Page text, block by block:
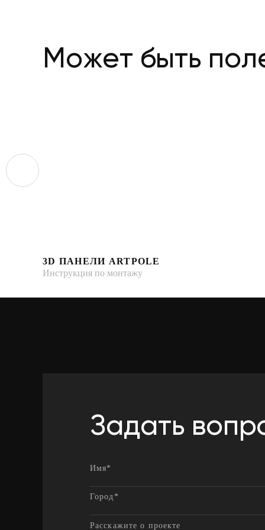
Может быть
3D ПАНЕЛИ ARTPOLE
Инструкция по монтажу
Задать